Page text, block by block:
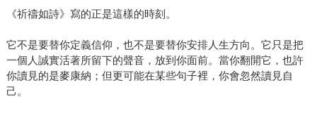
《祈禱如詩》寫的正是這樣的時刻。
它不是要替你定義信仰，也不是要替你安排人生方向。它只是把
一個人誠實活著所留下的聲音，放到你面前。當你翻開它，也許
你讀見的是麥康納；但更可能在某些句子裡，你會忽然讀見自
己。